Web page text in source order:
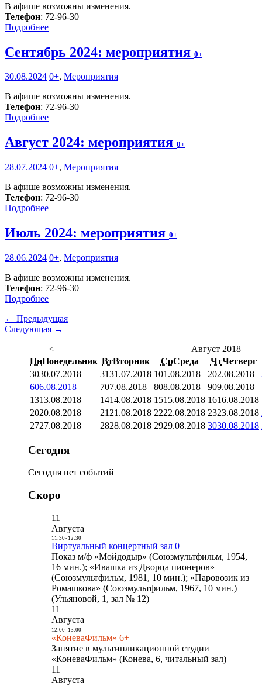
В афише возможны изменения.
Телефон: 72-96-30
Подробнее
Сентябрь 2024: мероприятия 0+
30.08.2024 0+, Мероприятия
В афише возможны изменения.
Телефон: 72-96-30
Подробнее
Август 2024: мероприятия 0+
28.07.2024 0+, Мероприятия
В афише возможны изменения.
Телефон: 72-96-30
Подробнее
Июль 2024: мероприятия 0+
28.06.2024 0+, Мероприятия
В афише возможны изменения.
Телефон: 72-96-30
Подробнее
← Предыдущая
Следующая →
<
Август 2018
ПнПонедельник ВтВторник СрСреда ЧтЧетверг
3030.07.2018 3131.07.2018 101.08.2018 202.08.2018
606.08.2018 707.08.2018 808.08.2018 909.08.2018
1313.08.2018 1414.08.2018 1515.08.2018 1616.08.2018
2020.08.2018 21 21.08.2018 2222.08.2018 2323.08.2018
2727.08.2018 2828.08.2018 2929.08.2018 3030.08.2018
Сегодня
Сегодня нет событий
Скоро
11
Августа
11:30- 12:30
Виртуальный концертный зал 0+
Показ м/ф «Мойдодыр» (Союзмультфильм, 1954,
16 мин.); «Ивашка из Дворца пионеров»
(Союзмультфильм, 1981, 10 мин.); «Паровозик из
Ромашкова» (Союзмультфильм, 1967, 10 мин.)
(Ульяновой, 1, зал № 12)
11
Августа
12:00- 13:00
«КоневаФильм» 6+
Занятие в мультипликационной студии
«КоневаФильм» (Конева, 6, читальный зал)
11
Августа